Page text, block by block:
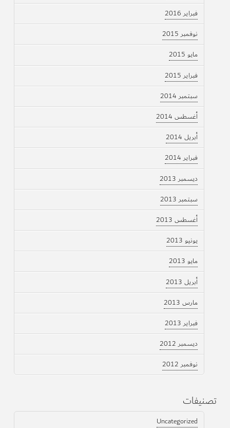
فبراير 2016
نوفمبر 2015
مايو 2015
فبراير 2015
سبتمبر 2014
أغسطس 2014
أبريل 2014
فبراير 2014
ديسمبر 2013
سبتمبر 2013
أغسطس 2013
يونيو 2013
مايو 2013
أبريل 2013
مارس 2013
فبراير 2013
ديسمبر 2012
نوفمبر 2012
تصنيفات
Uncategorized